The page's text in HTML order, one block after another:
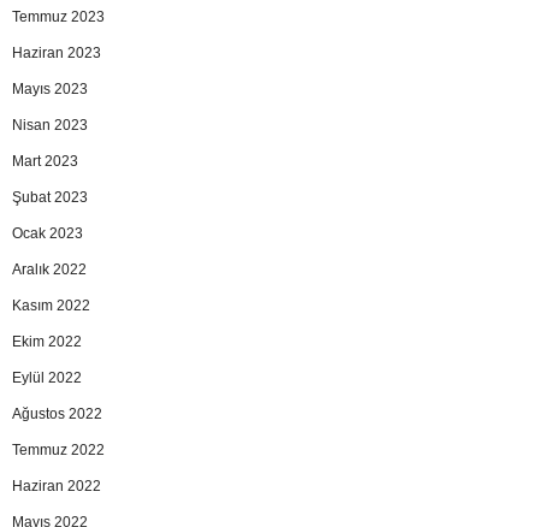
Temmuz 2023
Haziran 2023
Mayıs 2023
Nisan 2023
Mart 2023
Şubat 2023
Ocak 2023
Aralık 2022
Kasım 2022
Ekim 2022
Eylül 2022
Ağustos 2022
Temmuz 2022
Haziran 2022
Mayıs 2022